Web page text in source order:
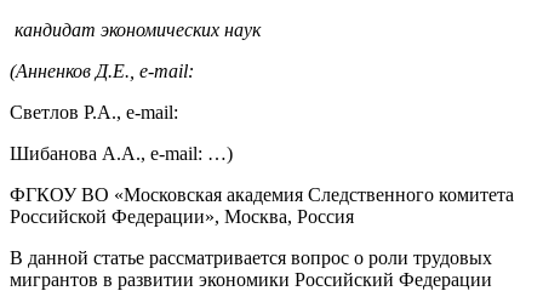
кандидат экономических наук
(Анненков Д.Е., e-mail:
Светлов Р.А., e-mail:
Шибанова А.А., e-mail: …)
ФГКОУ ВО «Московская академия Следственного комитета
Российской Федерации», Москва, Россия
В данной статье рассматривается вопрос о роли трудовых
мигрантов в развитии экономики Российский Федерации